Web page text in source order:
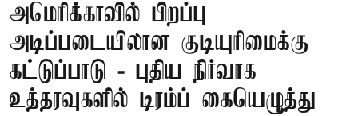
அமெரிக்காவில் பிறப்பு
அடிப்படையிலான குடியுரிமைக்கு
கட்டுப்பாடு - புதிய நிர்வாக
உத்தரவுகளில் டிரம்ப் கையெழுத்து